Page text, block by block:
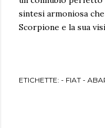
sintesi armoniosa
Scorpione e la sua
ETICHETTE: - FIAT -